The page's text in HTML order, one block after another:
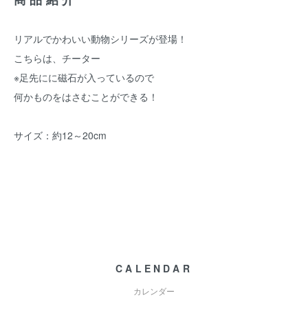
リアルでかわいい動物シリーズが登場！
こちらは、チーター
※足先にに磁石が入っているので
何かものをはさむことができる！
サイズ：約12～20cm
CALENDAR
カレンダー